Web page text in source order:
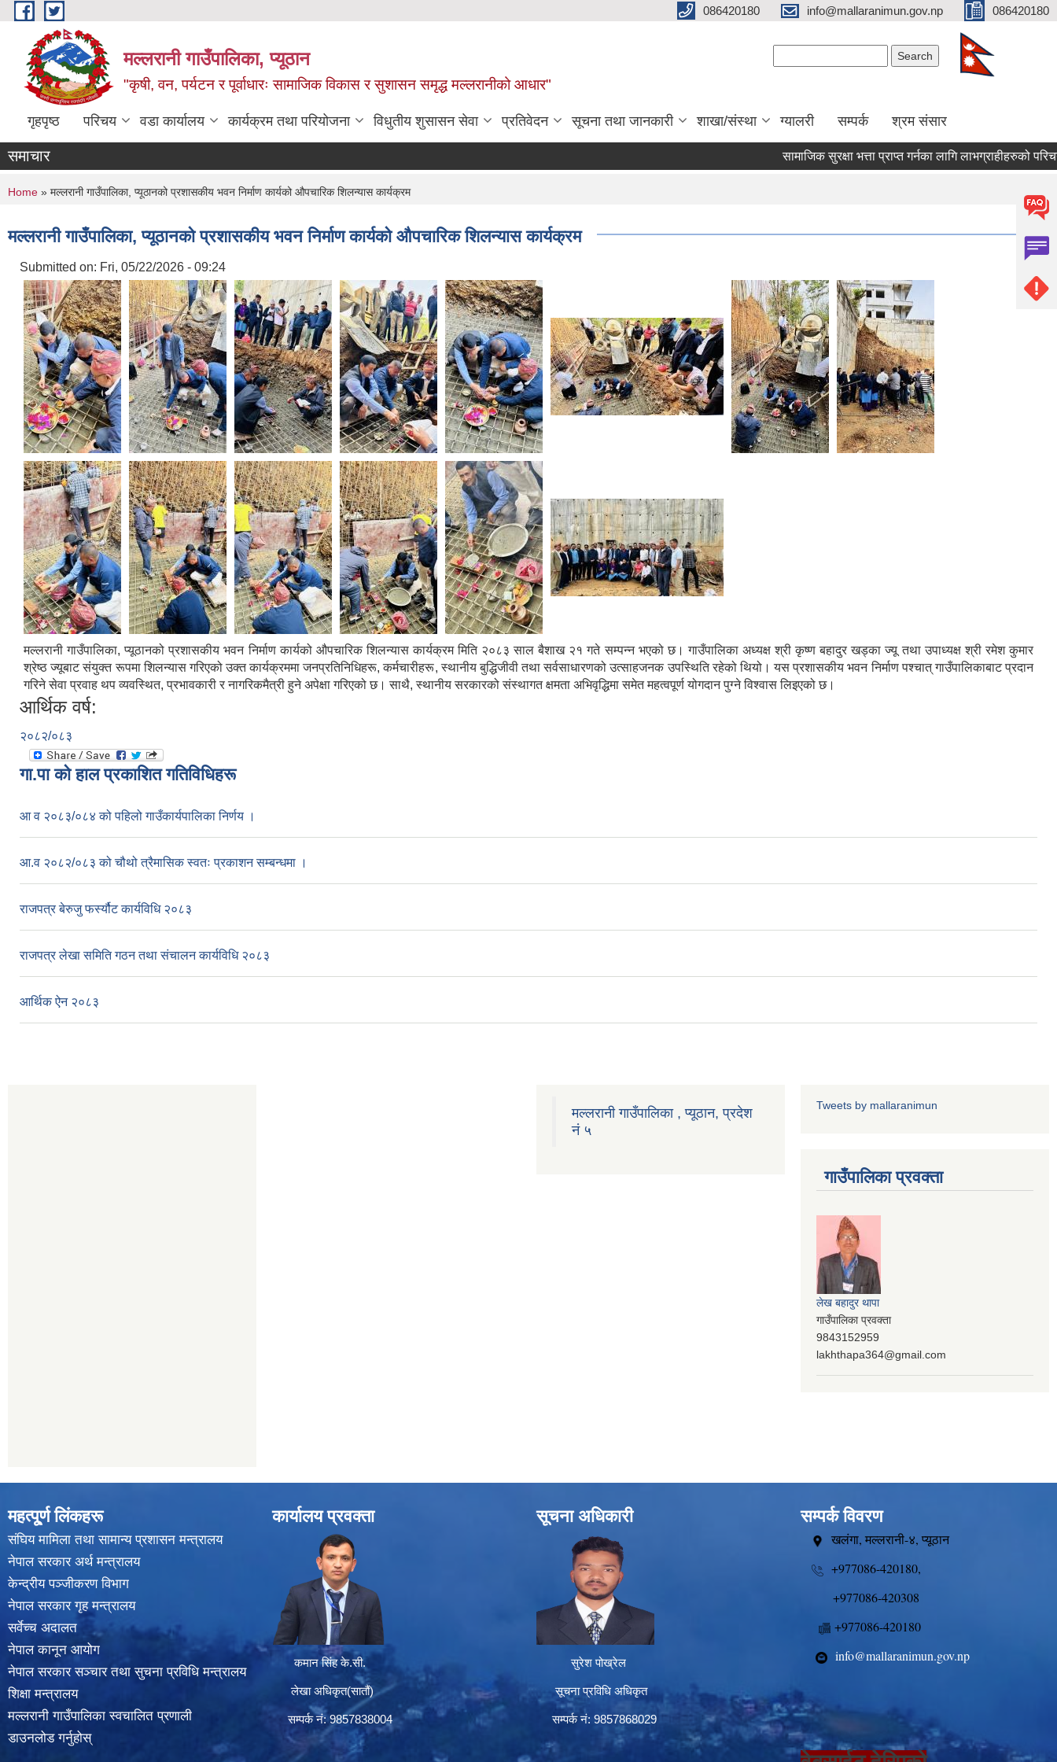
Skip to main content 086420180 info@mallaranimun.gov.np 086420180
मल्लरानी गाउँपालिका, प्यूठान
"कृषी, वन, पर्यटन र पूर्वाधारः सामाजिक विकास र सुशासन समृद्ध मल्लरानीको आधार"
गृहपृष्ठ परिचय वडा कार्यालय कार्यक्रम तथा परियोजना विधुतीय शुसासन सेवा प्रतिवेदन सूचना तथा जानकारी शाखा/संस्था ग्यालरी सम्पर्क श्रम संसार
समाचार सामाजिक सुरक्षा भत्ता प्राप्त गर्नका लागि लाभग्राहीहरुको
You are here
Home » मल्लरानी गाउँपालिका, प्यूठानको प्रशासकीय भवन निर्माण कार्यको औपचारिक शिलन्यास कार्यक्रम
मल्लरानी गाउँपालिका, प्यूठानको प्रशासकीय भवन निर्माण कार्यको औपचारिक शिलन्यास कार्यक्रम
Submitted on: Fri, 05/22/2026 - 09:24
मल्लरानी गाउँपालिका, प्यूठानको प्रशासकीय भवन निर्माण कार्यको औपचारिक शिलन्यास कार्यक्रम मिति २०८३ साल बैशाख २१ गते सम्पन्न भएको छ। गाउँपालिका अध्यक्ष श्री कृष्ण बहादुर खड्का ज्यू तथा उपाध्यक्ष श्री रमेश कुमार
श्रेष्ठ ज्यूबाट संयुक्त रूपमा शिलन्यास गरिएको उक्त कार्यक्रममा जनप्रतिनिधिहरू, कर्मचारीहरू, स्थानीय बुद्धिजीवी तथा सर्वसाधारणको उत्साहजनक उपस्थिति रहेको थियो। यस प्रशासकीय भवन निर्माण पश्चात् गाउँपालिकाबाट प्रदान
गरिने सेवा प्रवाह थप व्यवस्थित, प्रभावकारी र नागरिकमैत्री हुने अपेक्षा गरिएको छ। साथै, स्थानीय सरकारको संस्थागत क्षमता अभिवृद्धिमा समेत महत्वपूर्ण योगदान पुग्ने विश्वास लिइएको छ।
आर्थिक वर्ष:
२०८२/०८३
गा.पा काे हाल प्रकाशित गतिविधिहरू
आ व २०८३/०८४ को पहिलो गाउँकार्यपालिका निर्णय ।
आ.व २०८२/०८३ को चौथो त्रैमासिक स्वतः प्रकाशन सम्बन्धमा ।
राजपत्र बेरुजु फर्स्यौट कार्यविधि २०८३
राजपत्र लेखा समिति गठन तथा संचालन कार्यविधि २०८३
आर्थिक ऐन २०८३
मल्लरानी गाउँपालिका , प्यूठान, प्रदेश
नं ५
Tweets by mallaranimun
गाउँपालिका प्रवक्ता
लेख बहादुर थापा
गाउँपालिका प्रवक्ता
9843152959
lakhthapa364@gmail.com
महत्पू्र्ण लिंकहरू
संघिय मामिला तथा सामान्य प्रशासन मन्त्रालय
नेपाल सरकार अर्थ मन्त्रालय
केन्द्रीय पञ्जीकरण विभाग
नेपाल सरकार गृह मन्त्रालय
सर्वेच्च अदालत
नेपाल कानून आयोग
नेपाल सरकार सञ्चार तथा सुचना प्रविधि मन्त्रालय
शिक्षा मन्त्रालय
मल्लरानी गाउँपालिका स्वचालित प्रणाली
डाउनलोड गर्नुहोस्
कार्यालय प्रवक्ता
कमान सिंह के.सी.
लेखा अधिकृत(सातौं)
सम्पर्क न‌ं: 9857838004
सूचना अधिकारी
सुरेश पोख्रेल
सूचना प्रविधि अधिकृत
सम्पर्क नं: 9857868029
सम्पर्क विवरण
खलंगा, मल्लरानी-४, प्यूठान
+977086-420180,
+977086-420308
+977086-420180
info@mallaranimun.gov.np